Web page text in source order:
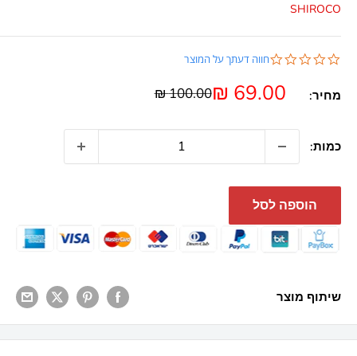
SHIROCO
0.0
rating
חווה דעתך על המוצר
מחיר: מחיר
69.00 ₪ מחיר
100.00 ₪
כמות:
הוספה לסל
שיתוף מוצר